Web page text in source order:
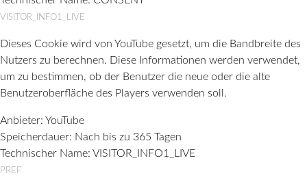
VISITOR_INFO1_LIVE
Dieses Cookie wird von YouTube gesetzt, um die Bandbreite des
Nutzers zu berechnen. Diese Informationen werden verwendet,
um zu bestimmen, ob der Benutzer die neue oder die alte
Benutzeroberfläche des Players verwenden soll.
Anbieter: YouTube
Speicherdauer: Nach bis zu 365 Tagen
Technischer Name: VISITOR_INFO1_LIVE
PREF